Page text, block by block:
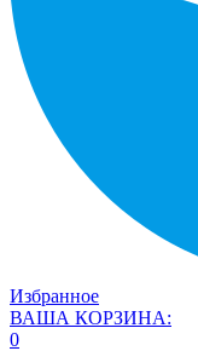
Избранное
ВАША КОРЗИНА:
0